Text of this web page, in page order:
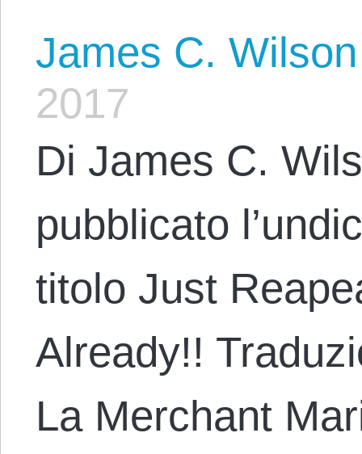
James C. Wilson
2017
Di James C.
pubblicato
titolo Just
Already!!
La Merchant